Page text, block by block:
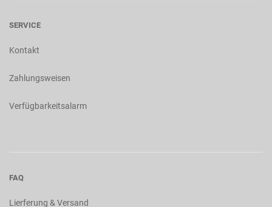
SERVICE
Kontakt
Zahlungsweisen
Verfügbarkeitsalarm
FAQ
Lierferung & Versand